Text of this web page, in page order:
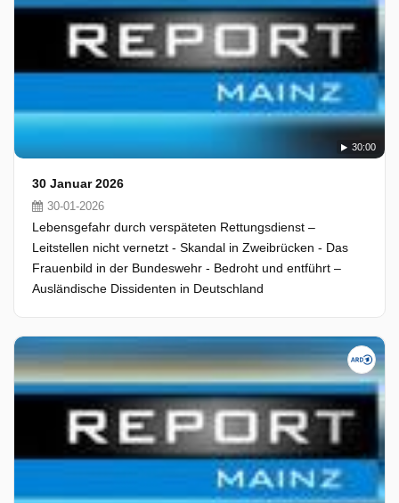
30:00
30 Januar 2026
30-01-2026
Lebensgefahr durch verspäteten Rettungsdienst –
Leitstellen nicht vernetzt - Skandal in Zweibrücken - Das
Frauenbild in der Bundeswehr - Bedroht und entführt –
Ausländische Dissidenten in Deutschland